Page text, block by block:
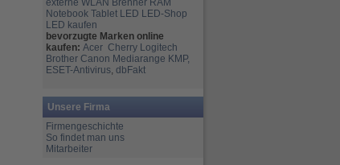
externe WLAN Brenner RAM
Notebook Tablet LED LED-Shop
LED kaufen
bevorzugte Marken online
kaufen: Acer Cherry Logitech
Brother Canon Mediarange KMP,
ESET-Antivirus, dbFakt
Unsere Firma
Firmengeschichte
So findet man uns
Mitarbeiter